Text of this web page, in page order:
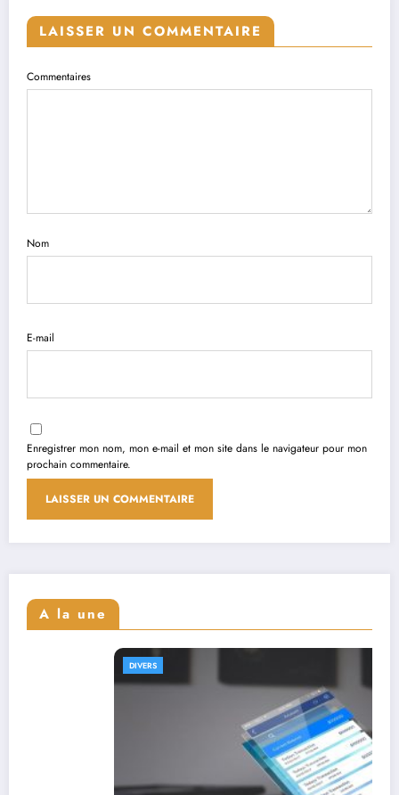
LAISSER UN COMMENTAIRE
Commentaires
Nom
E-mail
Enregistrer mon nom, mon e-mail et mon site dans le navigateur pour mon
prochain commentaire.
A la une